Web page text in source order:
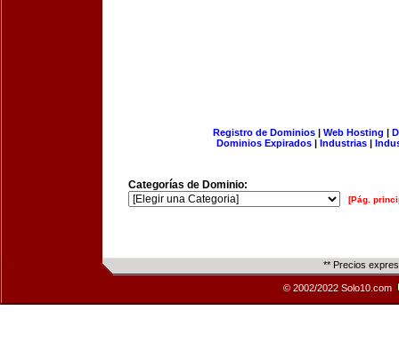
Registro de Dominios| Web Hosting |
Dominios Expirados | Industrias |
Categorías de Dominio:
[Pág.
** Precios
© 2002/2022 Solo10.com